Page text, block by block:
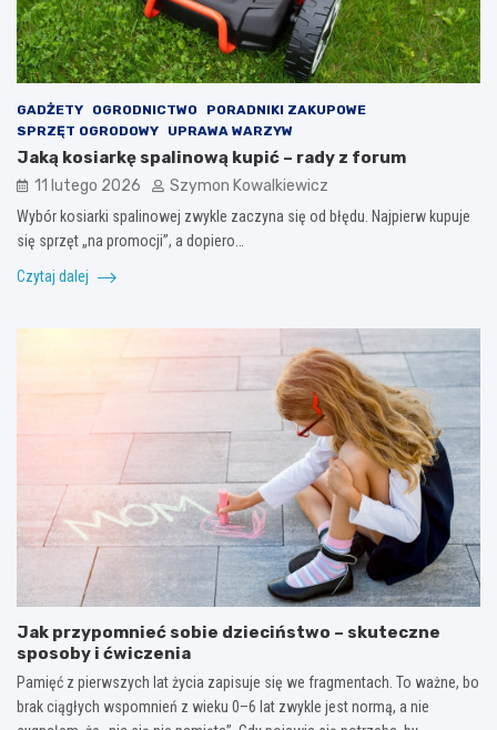
GADŻETY OGRODNICTWO
PORADNIKI ZAKUPOWE
SPRZĘT OGRODOWY
UPRAWA WARZYW
Jaką kosiarkę spalinową kupić – rady z forum
11 lutego 2026 Szymon Kowalkiewicz
Wybór kosiarki spalinowej zwykle zaczyna się od błędu. Najpierw kupuje
się sprzęt „na promocji”, a dopiero…
Czytaj dalej
Jak przypomnieć sobie dzieciństwo – skuteczne
sposoby i ćwiczenia
Pamięć z pierwszych lat życia zapisuje się we fragmentach. To ważne, bo
brak ciągłych wspomnień z wieku 0–6 lat zwykle jest normą, a nie